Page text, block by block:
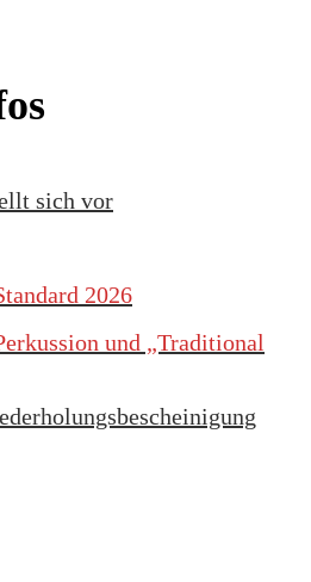
sich vor
2026
und „Traditional